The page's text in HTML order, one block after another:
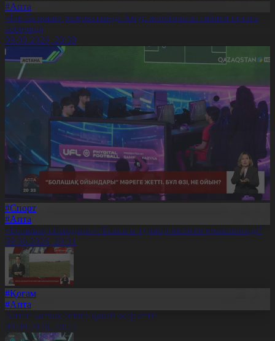
#Апта
«Іле-Балқаш» резерватында Амур жолбарысы табиғи ортаға
жіберілді
09.08.2026, 20:38
#Спорт
#Апта
«Болашақ ойындары»: Биылғы турнир несімен ерекшеленді?
09.08.2026, 20:31
#Қоғам
#Апта
Аптап ыстық егінге қалай әсер етті?
09.08.2026, 20:22